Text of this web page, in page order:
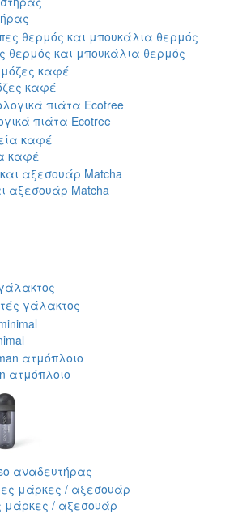
θερμός και μπουκάλια θερμός
καφέ
πιάτα Ecotree
καφέ
αξεσουάρ Matcha
ατμόπλοιο
αναδευτήρας
μάρκες / αξεσουάρ